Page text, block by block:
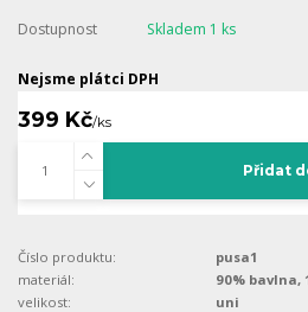
Dostupnost Skladem 1 ks
Nejsme plátci DPH
399 Kč/ks
Přidat
Číslo produktu:
pusa1
materiál:
90% bavlna,
velikost:
uni